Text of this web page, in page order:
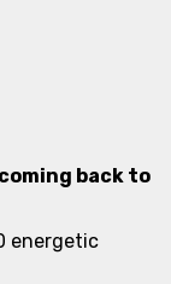
back to
energetic